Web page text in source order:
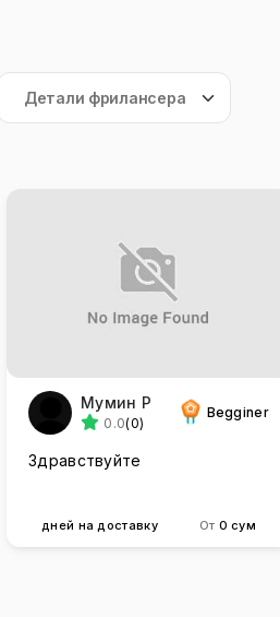
Мумин Р
0.0(0)
Begginer
Здравствуйте
дней на доставку От 0 сум